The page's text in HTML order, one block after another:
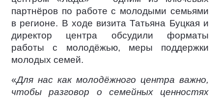
партнёров по работе с молодыми семьями
в регионе. В ходе визита Татьяна Буцкая и
директор центра обсудили форматы
работы с молодёжью, меры поддержки
молодых семей.
«Для нас как молодёжного центра важно,
чтобы разговор о семейных ценностях